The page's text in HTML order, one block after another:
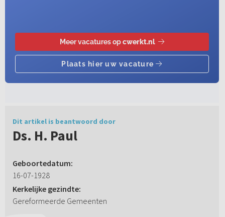
Dit artikel is beantwoord door
Ds. H. Paul
Geboortedatum:
16-07-1928
Kerkelijke gezindte:
Gereformeerde Gemeenten